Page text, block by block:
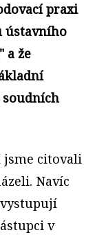
praxi
ústavního
a že
jsme citovali
Navíc
v